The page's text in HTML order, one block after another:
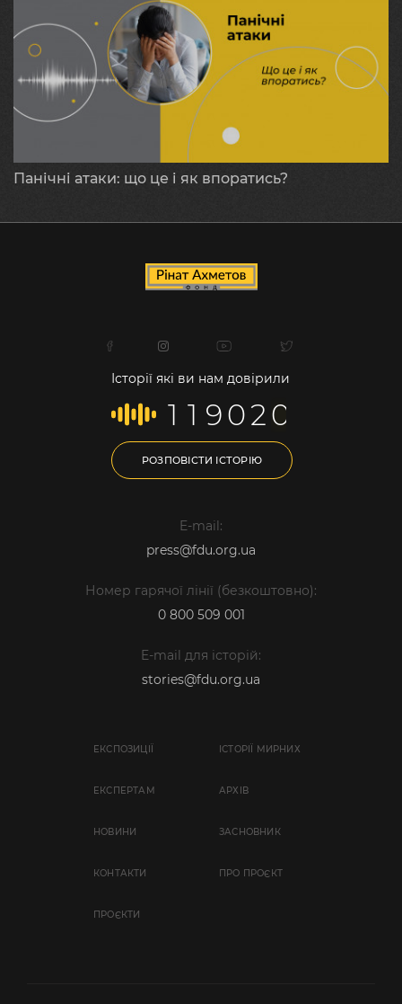
Панічні атаки: що це і як впоратись?
Історії які ви нам довірили
1 1 9020
РОЗПОВІСТИ ІСТОРІЮ
E-mail:
press@fdu.org.ua
Номер гарячої лінії (безкоштовно):
0 800 509 001
E-mail для історій:
stories@fdu.org.ua
ЕКСПОЗИЦІЇ ІСТОРІЇ МИРНИХ
EКСПЕРТАМ АРХІВ
НОВИНИ ЗАСНОВНИК
КОНТАКТИ ПРО ПРОЄКТ
ПРОЄКТИ